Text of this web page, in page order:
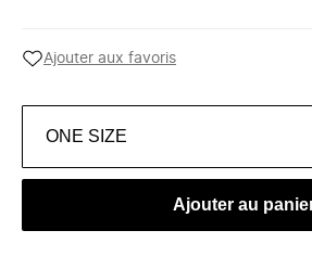
Ajouter aux favoris
ONE SIZE
Ajouter au